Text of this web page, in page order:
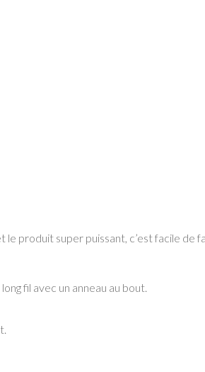
produit super puissant, c’est facile de
fil avec un anneau au bout.